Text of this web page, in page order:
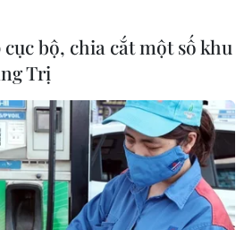
bộ, chia cắt một số khu
Trị